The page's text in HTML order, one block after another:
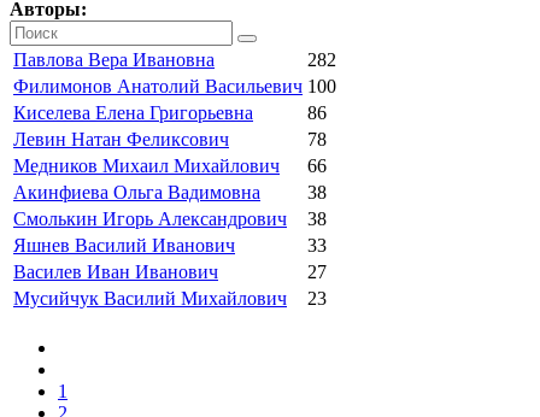
Авторы:
Павлова Вера Ивановна
282
Филимонов Анатолий Васильевич 100
Киселева Елена Григорьевна
86
Левин Натан Феликсович
78
Медников Михаил Михайлович
66
Акинфиева Ольга Вадимовна
38
Смолькин Игорь Александрович
38
Яшнев Василий Иванович
33
Василев Иван Иванович
27
Мусийчук Василий Михайлович
23
1
2